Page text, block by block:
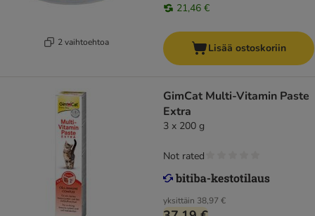
2 vaihtoehtoa
21,46 €
Lisää ostoskoriin
GimCat Multi-Vitamin Paste
Extra
3 x 200 g
yksittäin 38,97 €
Not rated